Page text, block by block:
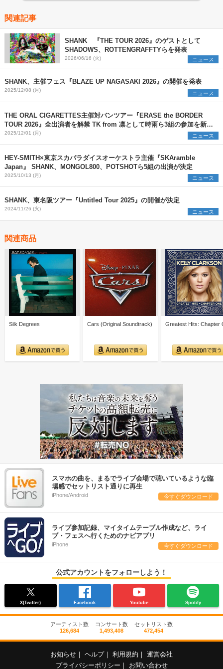
関連記事
SHANK 『THE TOUR 2026』のゲストとして
SHADOWS、ROTTENGRAFFTYらを発表
2026/06/16 (火) ニュース
SHANK、主催フェス『BLAZE UP NAGASAKI 2026』の開催を発表
2025/12/08 (月) ニュース
THE ORAL CIGARETTES主催対バンツアー『ERASE the BORDER
TOUR 2026』全出演者を解禁 TK from 凛として時雨ら3組の参加を新た
に発表
2025/12/01 (月) ニュース
HEY-SMITH×東京スカパラダイスオーケストラ主催『SKAramble
Japan』 SHANK、MONGOL800、POTSHOTら5組の出演が決定
2025/10/13 (月) ニュース
SHANK、東名阪ツアー『Untitled Tour 2025』の開催が決定
2024/11/26 (火) ニュース
関連商品
Silk Degrees Cars (Original Soundtrack) Greatest Hits: Chapter
スマホの曲を、まるでライブ会場で聴いているような臨
場感でセットリスト通りに再生
iPhone/Android 今すぐダウンロード
ライブ参加記録、マイタイムテーブル作成など、ライ
ブ・フェスへ行くためのナビアプリ
iPhone 今すぐダウンロード
公式アカウントをフォローしよう！
X(Twitter) Facebook Youtube Spotify
アーティスト数
126,684
コンサート数
1,493,408
セットリスト数
472,454
お知らせ ヘルプ 利用規約
運営会社
プライバシーポリシー
お問い合わせ